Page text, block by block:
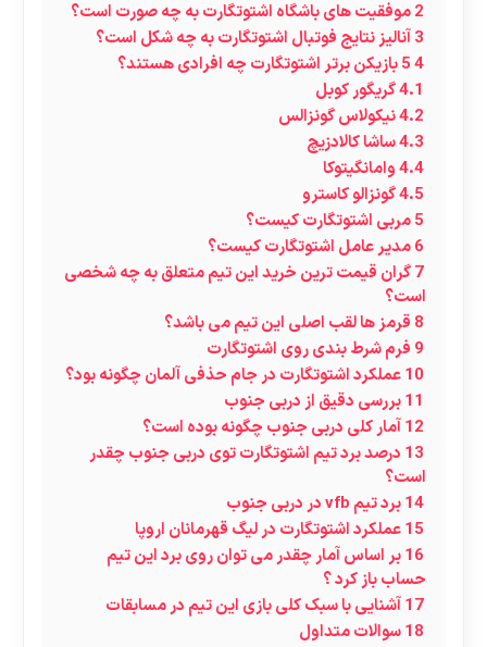
2موفقیت های باشگاه اشتوتگارت به چه صورت است؟
3آنالیز نتایج فوتبال اشتوتگارت به چه شکل است؟
45 بازیکن برتر اشتوتگارت چه افرادی هستند؟
4.1گریگور کوبل
4.2نیکولاس گونزالس
4.3ساشا کالادزیچ
4.4وامانگیتوکا
4.5گونزالو کاسترو
5مربی اشتوتگارت کیست؟
6مدیر عامل اشتوتگارت کیست؟
7گران قیمت ترین خرید این تیم متعلق به چه شخصی
است؟
8 قرمز ها لقب اصلی این تیم می باشد؟
9 فرم شرط بندی روی اشتوتگارت
10عملکرد اشتوتگارت در جام حذفی آلمان چگونه بود؟
11بررسی دقیق از دربی جنوب
12آمار کلی دربی جنوب چگونه بوده است؟
13 درصد برد تیم اشتوتگارت توی دربی جنوب چقدر
است؟
14برد تیم vfb در دربی جنوب
15عملکرد اشتوتگارت در لیگ قهرمانان اروپا
16بر اساس آمار چقدر می توان روی برد این تیم
حساب باز کرد ؟
17آشنایی با سبک کلی بازی این تیم در مسابقات
18سوالات متداول